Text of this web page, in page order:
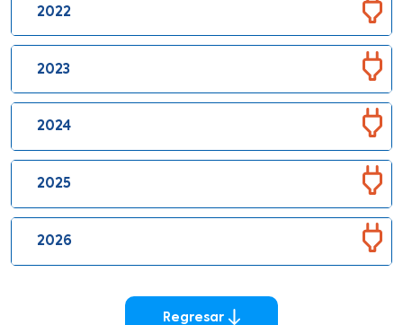
2022
2023
2024
2025
2026
Regresar